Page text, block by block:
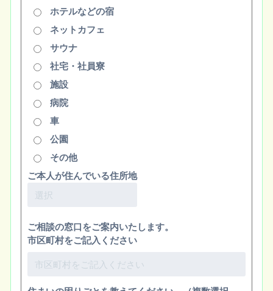
ホテルなどの宿
ネットカフェ
サウナ
社宅・社員寮
施設
病院
車
公園
その他
ご本人が住んでいる住所地
ご相談の窓口をご案内いたします。
市区町村をご記入ください